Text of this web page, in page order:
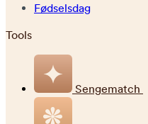
Fødselsdag
Tools
Sengematch